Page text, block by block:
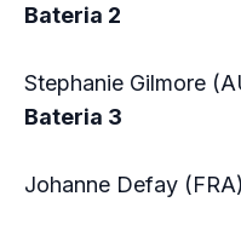
Bateria 2
Stephanie Gilmore
Bateria 3
Johanne Defay